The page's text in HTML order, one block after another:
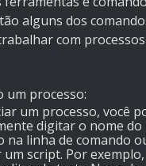
alguns dos
com
um processo:
um processo, você
digitar o nome do
na linha de comando
um script. Por